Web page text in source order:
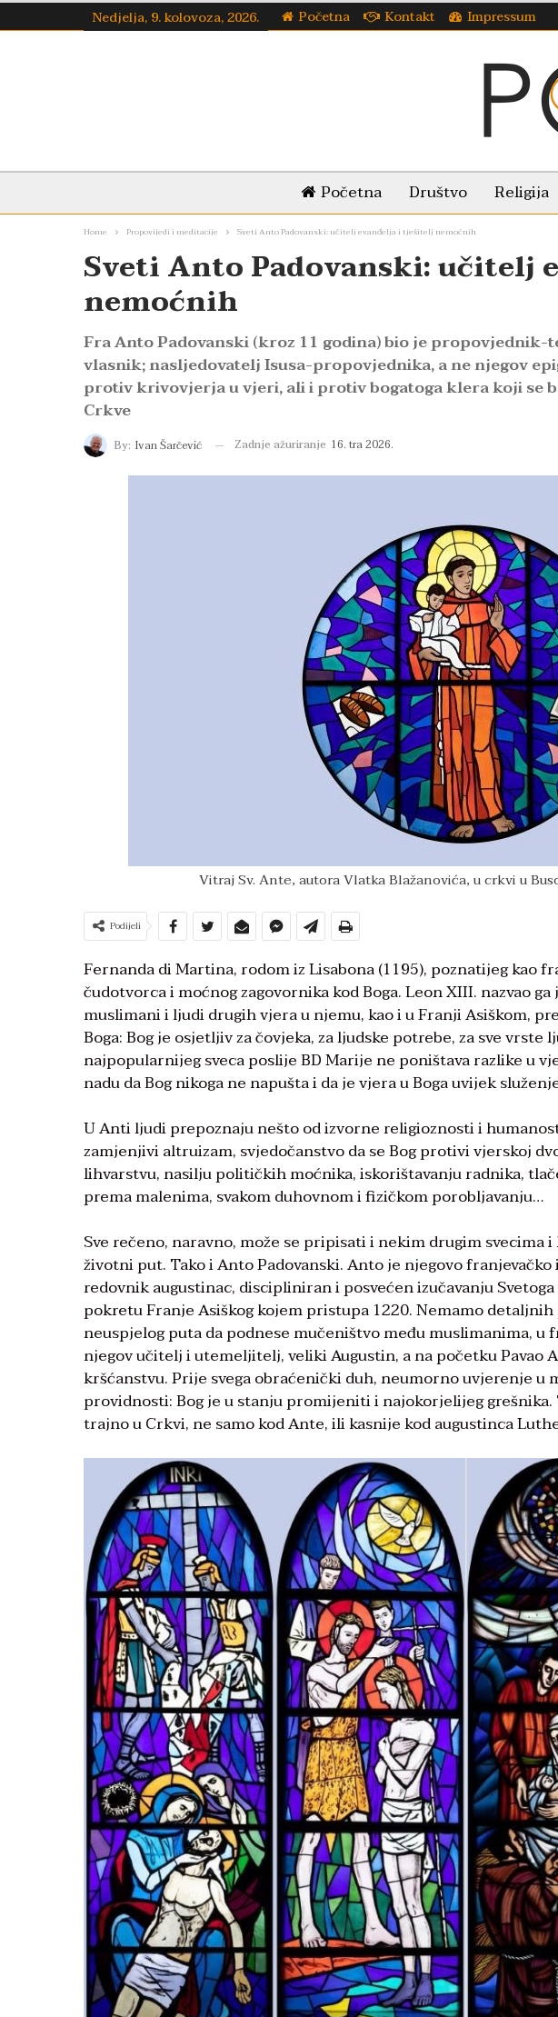
Nedjelja, 9. kolovoza, 2026. Početna Kontakt Impressum
Početna Društvo Religija
Home Propovijedi i meditacije Sveti Anto Padovanski: učitelj evanđelja i tješitelj nemoćnih
Sveti Anto Padovanski: učitelj
nemoćnih
Fra Anto Padovanski (kroz 11 godina) bio je propovjednik-
vlasnik; nasljedovatelj Isusa-propovjednika, a ne njegov
protiv krivovjerja u vjeri, ali i protiv bogatoga klera koji se
Crkve
By: Ivan Šarčević Zadnje ažuriranje 16. tra 2026.
Vitraj Sv. Ante, autora Vlatka Blažanovića, u crkvi u
Podijeli
Fernanda di Martina, rodom iz Lisabona (1195), poznatijeg kao
čudotvorca i moćnog zagovornika kod Boga. Leon XIII. nazvao
muslimani i ljudi drugih vjera u njemu, kao i u Franji Asiškom,
Boga: Bog je osjetljiv za čovjeka, za ljudske potrebe, za sve
najpopularnijeg sveca poslije BD Marije ne poništava razlike u
nadu da Bog nikoga ne napušta i da je vjera u Boga uvijek
U Anti ljudi prepoznaju nešto od izvorne religioznosti i
zamjenjivi altruizam, svjedočanstvo da se Bog protivi vjerskoj
lihvarstvu, nasilju političkih moćnika, iskorištavanju radnika,
prema malenima, svakom duhovnom i fizičkom porobljavanju…
Sve rečeno, naravno, može se pripisati i nekim drugim svecima
životni put. Tako i Anto Padovanski. Anto je njegovo franjevačko
redovnik augustinac, discipliniran i posvećen izučavanju
pokretu Franje Asiškog kojem pristupa 1220. Nemamo
neuspjelog puta da podnese mučeništvo među muslimanima,
njegov učitelj i utemeljitelj, veliki Augustin, a na početku Pavao
kršćanstvu. Prije svega obraćenički duh, neumorno uvjerenje u
providnosti: Bog je u stanju promijeniti i najokorjelijeg
trajno u Crkvi, ne samo kod Ante, ili kasnije kod augustinca